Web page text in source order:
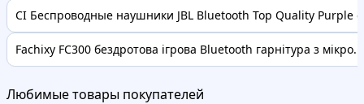
CI Беспроводные наушники JBL Bluetooth Top Quality Purple
Fachixy FC300 бездротова ігрова Bluetooth гарнітура з мікро...
Любимые товары покупателей